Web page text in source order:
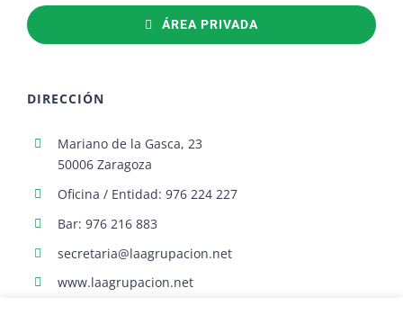
ÁREA PRIVADA
DIRECCIÓN
Mariano de la Gasca, 23
50006 Zaragoza
Oficina / Entidad: 976 224 227
Bar: 976 216 883
secretaria@laagrupacion.net
www.laagrupacion.net